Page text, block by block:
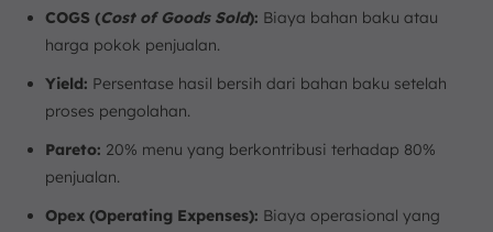
COGS (Cost of Goods Sold): Biaya bahan baku atau
harga pokok penjualan.
Yield: Persentase hasil bersih dari bahan baku setelah
proses pengolahan.
Pareto: 20% menu yang berkontribusi terhadap 80%
penjualan.
Opex (Operating Expenses): Biaya operasional yang